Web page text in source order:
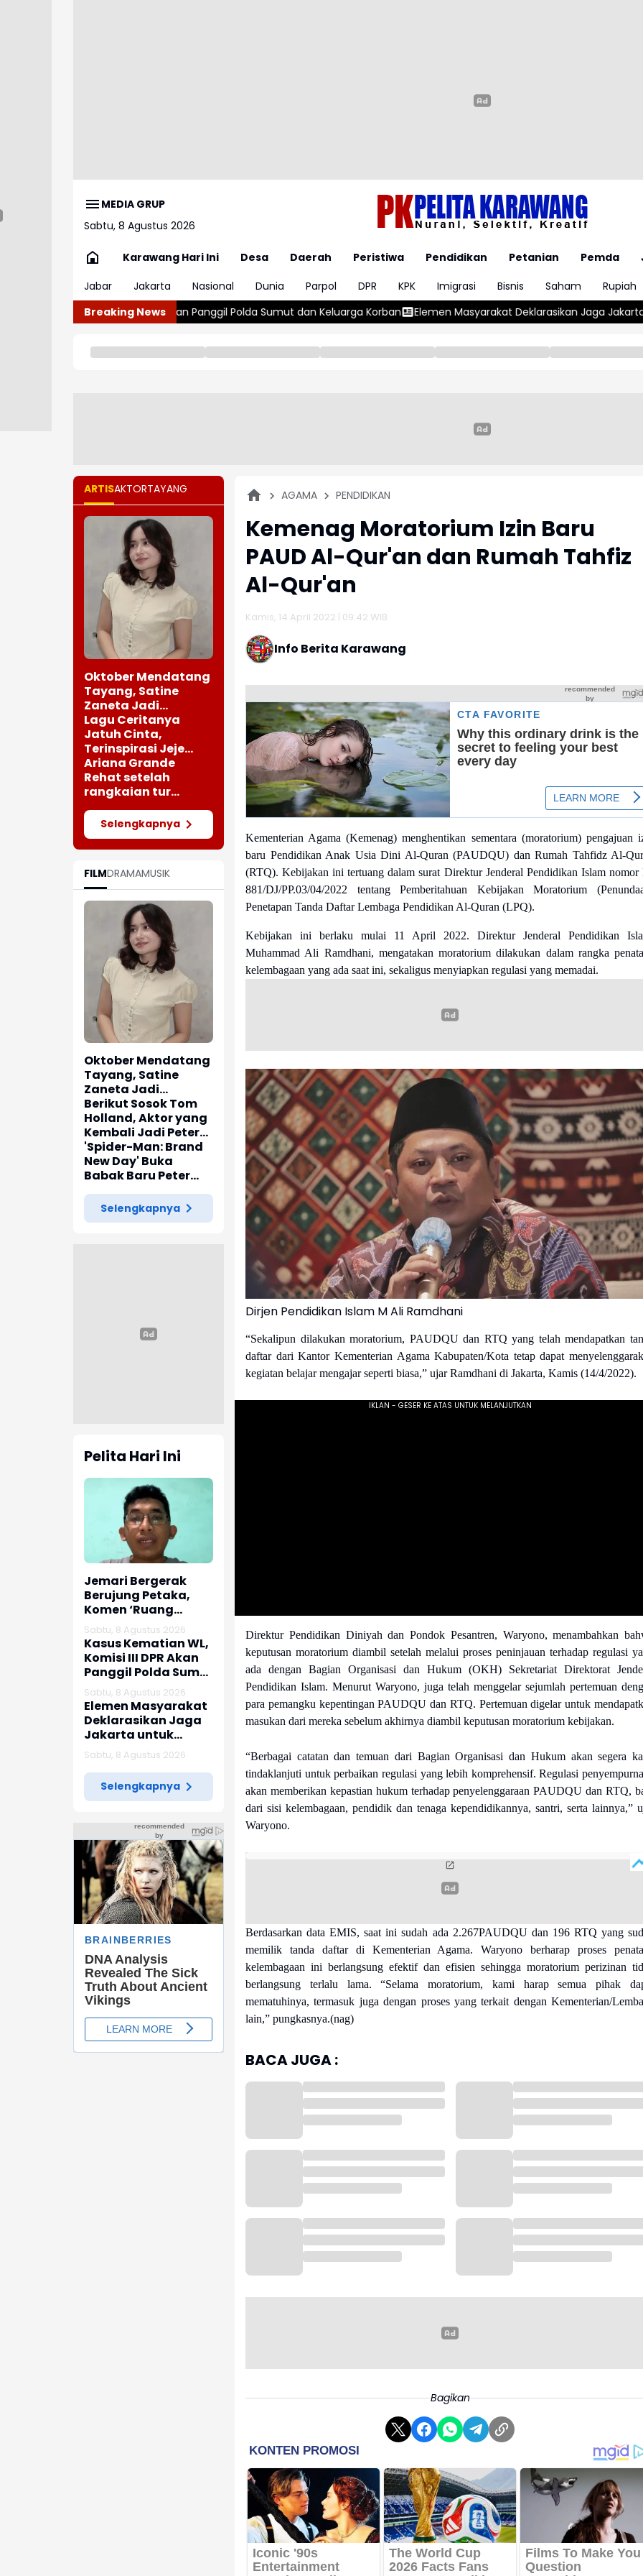
MEDIA GRUP
Sabtu, 8 Agustus 2026
Karawang Hari Ini Desa Daerah Peristiwa Pendidikan Petanian Pemda
Jabar
Jakarta Nasional Dunia Parpol DPR KPK Imigrasi Bisnis Saham Rupiah
Breaking News
III DPR Akan Panggil Polda Sumut dan Keluarga Korban Elemen Masyarakat Deklarasikan Jaga Jakarta untuk Indonesia
ARTISAKTORTAYANG
Oktober Mendatang
Tayang, Satine
Zaneta Jadi
Pemeran Utama Film
Siti Si Vampir
Lagu Ceritanya
Jatuh Cinta,
Terinspirasi Jeje
saat Bertemu
Perempuan Cantik
Ariana Grande
Rehat setelah
rangkaian tur
"Eternal Sunshine"
Selengkapnya
FILMDRAMAMUSIK
Oktober Mendatang
Tayang, Satine
Zaneta Jadi
Pemeran Utama Film
Siti Si Vampir
Berikut Sosok Tom
Holland, Aktor yang
Kembali Jadi Peter
Parker di 'Spider-
Man: Brand New Day'
'Spider-Man: Brand
New Day' Buka
Babak Baru Peter
Parker di Marvel
Cinematic Universe
Selengkapnya
Pelita Hari Ini
Jemari Bergerak
Berujung Petaka,
Komen ‘Ruang
Jenazah Kosong’,
Karier dr Beni di
RSUD Ruteng
Berakhir
Sabtu, 8 Agustus 2026
Kasus Kematian WL,
Komisi III DPR Akan
Panggil Polda Sumut
dan Keluarga
Korban
Sabtu, 8 Agustus 2026
Elemen Masyarakat
Deklarasikan Jaga
Jakarta untuk
Indonesia
Sabtu, 8 Agustus 2026
Selengkapnya
AGAMA PENDIDIKAN
Kemenag Moratorium Izin Baru
PAUD Al-Qur'an dan Rumah Tahfiz
Al-Qur'an
Kamis, 14 April 2022 | 09:42 WIB
Info Berita Karawang
Kementerian Agama (Kemenag) menghentikan sementara (moratorium) pengajuan
baru Pendidikan Anak Usia Dini Al-Quran (PAUDQU) dan Rumah Tahfidz Al-
(RTQ).Kebijakan ini tertuang dalam surat Direktur Jenderal Pendidikan Islam nomor
881/DJ/PP.03/04/2022 tentang Pemberitahuan Kebijakan Moratorium
Penetapan Tanda Daftar Lembaga Pendidikan Al-Quran (LPQ).
Kebijakan ini berlaku mulai 11 April 2022. Direktur Jenderal Pendidikan
Muhammad Ali Ramdhani, mengatakan moratorium dilakukan dalam rangka
kelembagaan yang ada saat ini, sekaligus menyiapkan regulasi yang memadai.
Dirjen Pendidikan Islam M Ali Ramdhani
“Sekalipun dilakukan moratorium, PAUDQU dan RTQ yang telah mendapatkan
daftar dari Kantor Kementerian Agama Kabupaten/Kota tetap dapat
kegiatan belajar mengajar seperti biasa,” ujar Ramdhani di Jakarta, Kamis (14/4/2022).
Direktur Pendidikan Diniyah dan Pondok Pesantren, Waryono, menambahkan
keputusan moratorium diambil setelah melalui proses peninjauan terhadap regulasi
ada dengan Bagian Organisasi dan Hukum (OKH) Sekretariat Direktorat
Pendidikan Islam. Menurut Waryono, juga telah menggelar sejumlah pertemuan
para pemangku kepentingan PAUDQU dan RTQ. Pertemuan digelar untuk
masukan dari mereka sebelum akhirnya diambil keputusan moratorium kebijakan.
“Berbagai catatan dan temuan dari Bagian Organisasi dan Hukum akan segera
tindaklanjuti untuk perbaikan regulasi yang lebih komprehensif.Regulasi
akan memberikan kepastian hukum terhadap penyelenggaraan PAUDQU dan RTQ,
dari sisi kelembagaan, pendidik dan tenaga kependidikannya, santri, serta lainnya,”
Waryono.
Berdasarkan data EMIS, saat ini sudah ada 2.267​​​​​​PAUDQU dan 196 RTQ yang
memilik tanda daftar di Kementerian Agama.Waryono berharap proses
kelembagaan ini berlangsung efektif dan efisien sehingga moratorium perizinan
berlangsung terlalu lama.“Selama moratorium, kami harap semua pihak
mematuhinya, termasuk juga dengan proses yang terkait dengan Kementerian/
lain,” pungkasnya.(nag)
BACA JUGA :
Bagikan